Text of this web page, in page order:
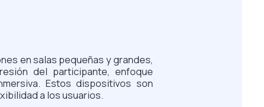
en salas pequeñas y grandes,
del participante, enfoque
Estos dispositivos son
a los usuarios.